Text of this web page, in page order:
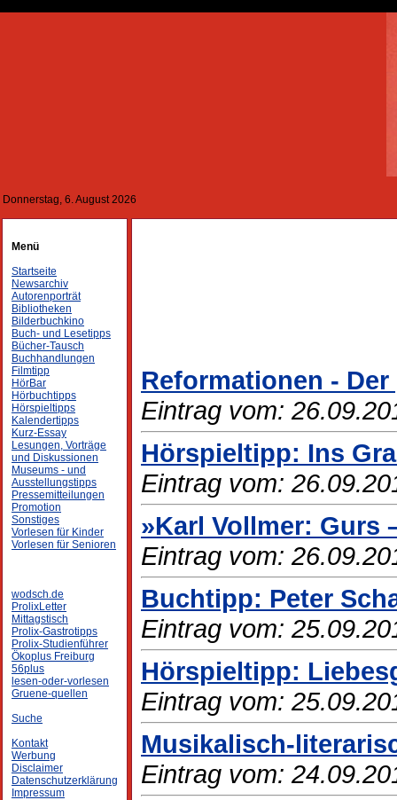
Donnerstag, 6. August 2026
Menü
Startseite
Newsarchiv
Autorenporträt
Bibliotheken
Bilderbuchkino
Buch- und Lesetipps
Bücher-Tausch
Buchhandlungen
Filmtipp
HörBar
Hörbuchtipps
Hörspieltipps
Kalendertipps
Kurz-Essay
Lesungen, Vorträge
und Diskussionen
Museums - und
Ausstellungstipps
Pressemitteilungen
Promotion
Sonstiges
Vorlesen für Kinder
Vorlesen für Senioren
wodsch.de
ProlixLetter
Mittagstisch
Prolix-Gastrotipps
Prolix-Studienführer
Ökoplus Freiburg
56plus
lesen-oder-vorlesen
Gruene-quellen
Suche
Kontakt
Werbung
Disclaimer
Datenschutzerklärung
Impressum
Reformationen -
Eintrag vom:
Hörspieltipp: Ins
Eintrag vom:
»Karl Vollmer: Gurs
Eintrag vom:
Buchtipp: Peter
Eintrag vom:
Hörspieltipp:
Eintrag vom:
Musikalisch-
Eintrag vom: